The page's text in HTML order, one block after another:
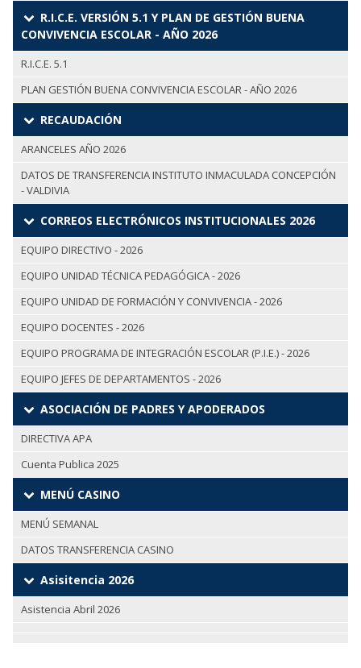
R.I.C.E. VERSIÓN 5.1 Y PLAN DE GESTIÓN BUENA
CONVIVENCIA ESCOLAR - AÑO 2026
R.I.C.E. 5.1
PLAN GESTIÓN BUENA CONVIVENCIA ESCOLAR - AÑO 2026
RECAUDACIÓN
ARANCELES AÑO 2026
DATOS DE TRANSFERENCIA INSTITUTO INMACULADA CONCEPCIÓN
- VALDIVIA
CORREOS ELECTRÓNICOS INSTITUCIONALES 2026
EQUIPO DIRECTIVO - 2026
EQUIPO UNIDAD TÉCNICA PEDAGÓGICA - 2026
EQUIPO UNIDAD DE FORMACIÓN Y CONVIVENCIA - 2026
EQUIPO DOCENTES - 2026
EQUIPO PROGRAMA DE INTEGRACIÓN ESCOLAR (P.I.E.) - 2026
EQUIPO JEFES DE DEPARTAMENTOS - 2026
ASOCIACIÓN DE PADRES Y APODERADOS
DIRECTIVA APA
Cuenta Publica 2025
MENÚ CASINO
MENÚ SEMANAL
DATOS TRANSFERENCIA CASINO
Asisitencia 2026
Asistencia Abril 2026